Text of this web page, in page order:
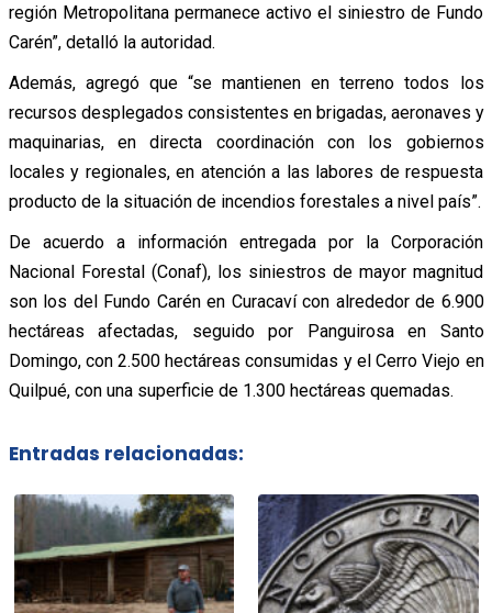
región Metropolitana permanece activo el siniestro de Fundo
Carén”, detalló la autoridad.
Además, agregó que “se mantienen en terreno todos los
recursos desplegados consistentes en brigadas, aeronaves y
maquinarias, en directa coordinación con los gobiernos
locales y regionales, en atención a las labores de respuesta
producto de la situación de incendios forestales a nivel país”.
De acuerdo a información entregada por la Corporación
Nacional Forestal (Conaf), los siniestros de mayor magnitud
son los del Fundo Carén en Curacaví con alrededor de 6.900
hectáreas afectadas, seguido por Panguirosa en Santo
Domingo, con 2.500 hectáreas consumidas y el Cerro Viejo en
Quilpué, con una superficie de 1.300 hectáreas quemadas.
Entradas relacionadas: